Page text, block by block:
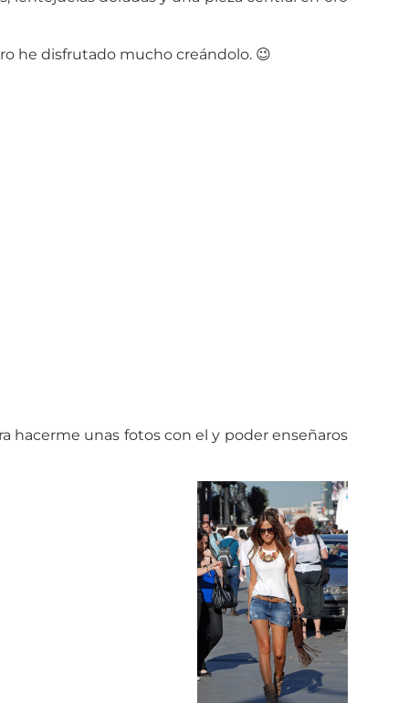
he disfrutado mucho creándolo. 😉
hacerme unas fotos con el y poder enseñaros